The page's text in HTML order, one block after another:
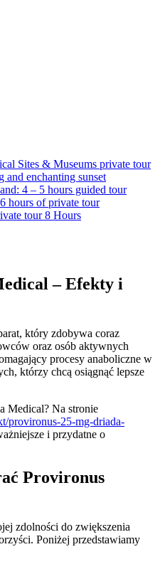
Sites & Museums private tour
and enchanting sunset
4 – 5 hours guided tour
hours of private tour
tour 8 Hours
– Efekty i
który zdobywa coraz
oraz osób aktywnych
procesy anaboliczne w
którzy chcą osiągnąć lepsze
Medical? Na stronie
provironus-25-mg-driada-
i przydatne o
Provironus
zdolności do zwiększenia
Poniżej przedstawiamy